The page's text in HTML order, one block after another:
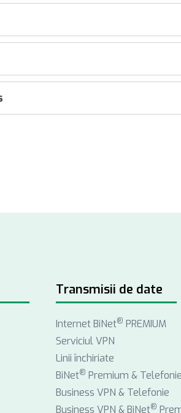
Transmisii de date
Internet BiNet® PREMIUM
Serviciul VPN
Linii închiriate
BiNet® Premium & Telefonie
Business VPN & Telefonie
Business VPN & BiNet®